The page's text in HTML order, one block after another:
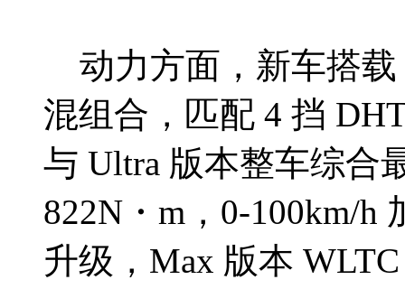
动力方面，新车搭载
混组合，匹配 4 挡
与 Ultra 版本整车综合
822N・m，0-100km/h
升级，Max 版本